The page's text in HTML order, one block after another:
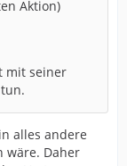
Aktion)
mit seiner
alles andere
wäre. Daher